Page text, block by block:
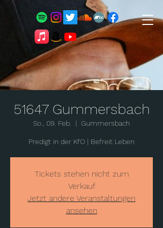
51647 Gummersbach
So., 09. Feb.
  |
Gummersbach
Predigt in der KfO | Befreit Leben
Tickets stehen nicht zum
Verkauf
Jetzt andere Veranstaltungen
ansehen